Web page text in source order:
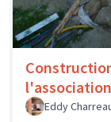
Eddy